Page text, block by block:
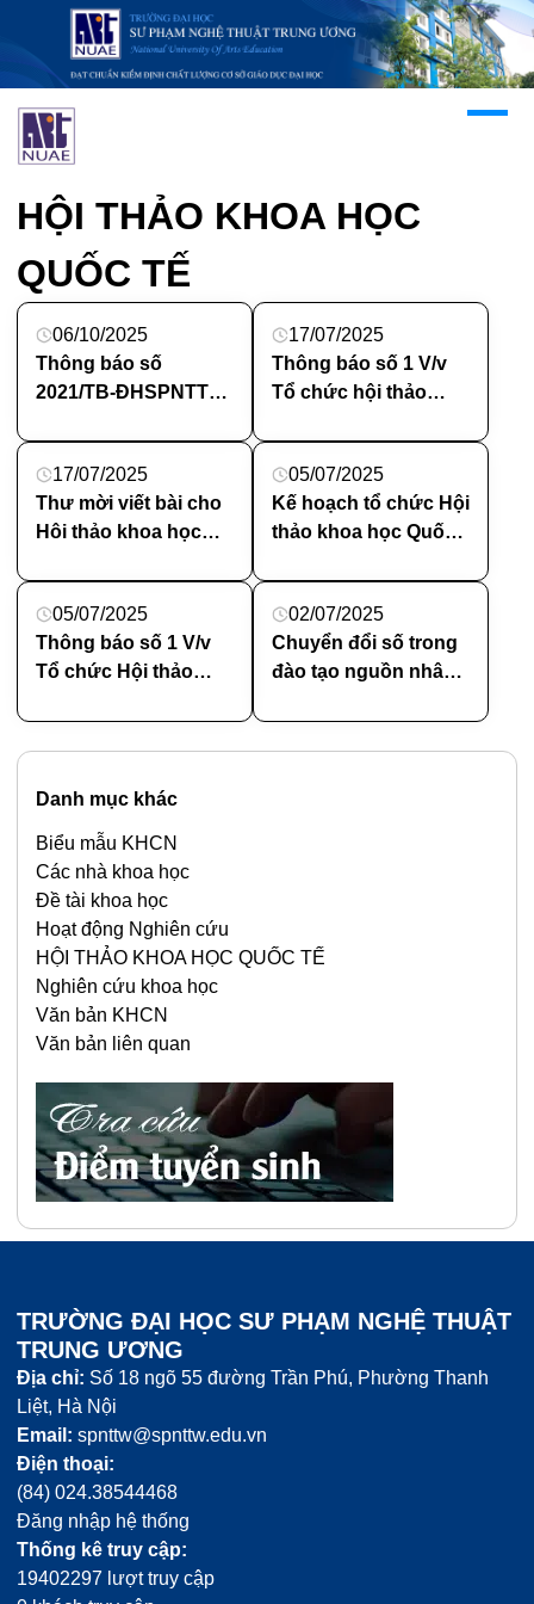
HỘI THẢO KHOA HỌC
QUỐC TẾ
06/10/2025
Thông báo số
2021/TB-ĐHSPNTTW
Tổ chức Hội thảo
khoa học Quốc tế
17/07/2025
Thông báo số 1 V/v
Tổ chức hội thảo
17/07/2025
Thư mời viết bài cho
Hôi thảo khoa học
05/07/2025
Kế hoạch tổ chức Hội
thảo khoa học Quốc
trong đào tạo nguồn
nhân lực công
nghiệp văn hoá
(DIGITAL
05/07/2025
Thông báo số 1 V/v
Tổ chức Hội thảo
Chuyển đổi số trong
đào tạo nguồn nhân
lực công nghiệp văn
hoá (DIGITAL
TRANSFORMATION
IN CULTURAL
INDUSTRY HUMAN
RESOURCE
TRAINING)
02/07/2025
Chuyển đổi số trong
đào tạo nguồn nhân
hoá (DIGITAL
TRANSFORMATION
Danh mục khác
Biểu mẫu KHCN
Các nhà khoa học
Đề tài khoa học
Hoạt động Nghiên cứu
HỘI THẢO KHOA HỌC QUỐC TẾ
Nghiên cứu khoa học
Văn bản KHCN
Văn bản liên quan
TRƯỜNG ĐẠI HỌC SƯ PHẠM NGHỆ THUẬT
TRUNG ƯƠNG
Địa chỉ: Số 18 ngõ 55 đường Trần Phú, Phường Thanh
Liệt, Hà Nội
Email: spnttw@spnttw.edu.vn
Điện thoại:
(84) 024.38544468
Đăng nhập hệ thống
Thống kê truy cập:
19402297 lượt truy cập